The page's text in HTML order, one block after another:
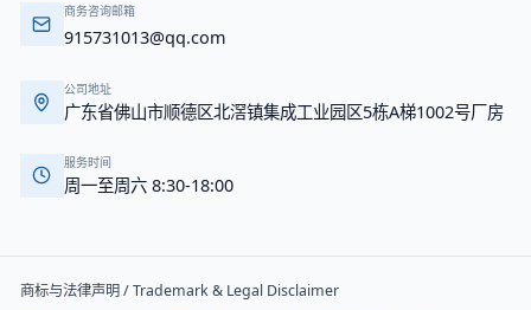
商务咨询邮箱
915731013@qq.com
公司地址
广东省佛山市顺德区北滘镇集成工业园区5栋A梯1002号厂房
服务时间
周一至周六 8:30-18:00
商标与法律声明 / Trademark & Legal Disclaimer